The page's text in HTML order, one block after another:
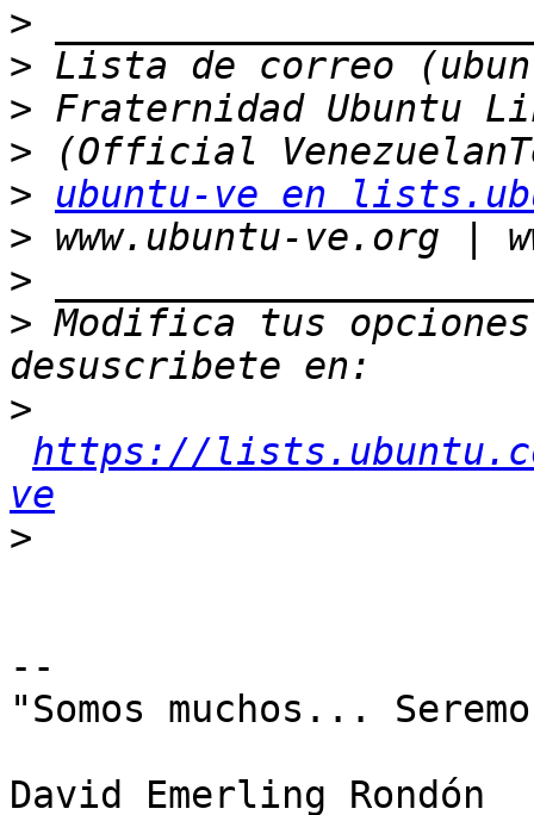
>
>
>
>
>
ubuntu-ve en
>
>
> Modifica tus
>
https://
ve
>
--
"Somos muchos...